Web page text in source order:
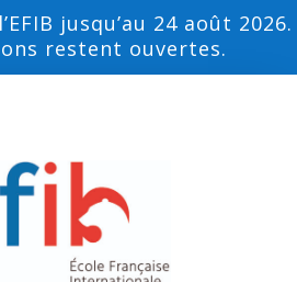
jusqu’au 24 août 2026.
restent ouvertes.